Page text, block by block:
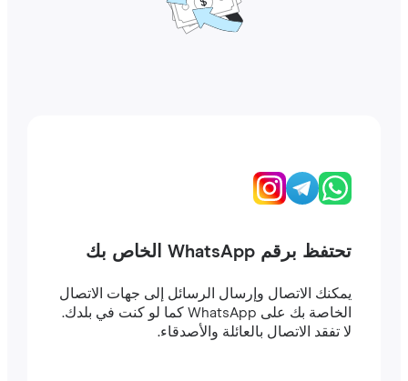
تحتفظ برقم WhatsApp الخاص بك
يمكنك الاتصال وإرسال الرسائل إلى جهات الاتصال
الخاصة بك على WhatsApp كما لو كنت في بلدك.
لا تفقد الاتصال بالعائلة والأصدقاء.